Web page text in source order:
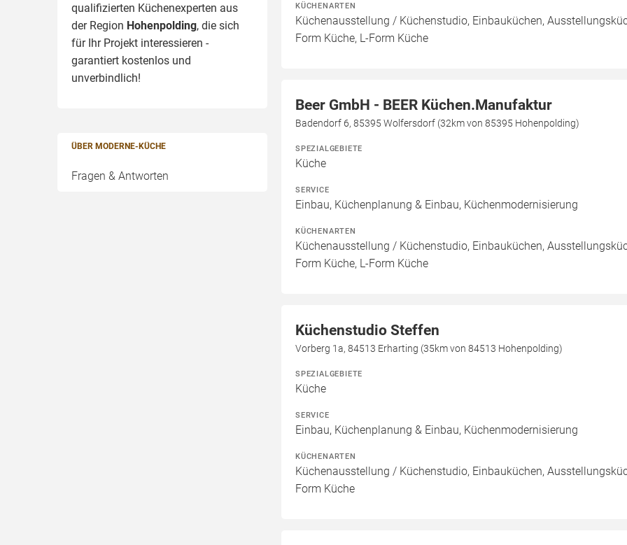
qualifizierten Küchenexperten aus
der Region Hohenpolding, die sich
für Ihr Projekt interessieren -
garantiert kostenlos und
unverbindlich!
ÜBER MODERNE-KÜCHE
Fragen & Antworten
KÜCHENARTEN
Küchenausstellung / Küchenstudio, Einbauküchen,
Form Küche, L-Form Küche
Beer GmbH - BEER Küchen.Manufaktur
Badendorf 6, 85395 Wolfersdorf (32km von 85395 Hohenpolding)
SPEZIALGEBIETE
Küche
SERVICE
Einbau, Küchenplanung & Einbau, Küchenmodernisierung
KÜCHENARTEN
Küchenausstellung / Küchenstudio, Einbauküchen,
Form Küche, L-Form Küche
Küchenstudio Steffen
Vorberg 1a, 84513 Erharting (35km von 84513 Hohenpolding)
SPEZIALGEBIETE
Küche
SERVICE
Einbau, Küchenplanung & Einbau, Küchenmodernisierung
KÜCHENARTEN
Küchenausstellung / Küchenstudio, Einbauküchen,
Form Küche